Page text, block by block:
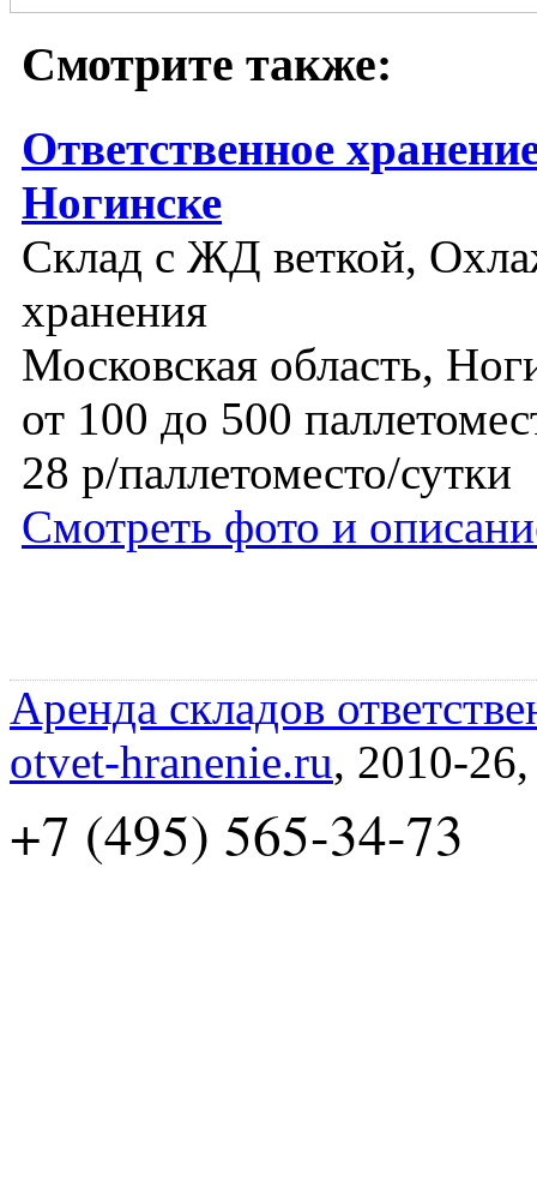
Смотрите также:
Ответственное
Ногинске
Склад с ЖД веткой,
хранения
Московская область,
от 100 до 500
28 р/паллетоместо/сутки
Смотреть фото и
Аренда складов
otvet-hranenie.ru, 2010-
+7 (495) 565-34-73